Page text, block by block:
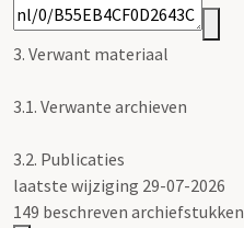
3. Verwant materiaal
3.1. Verwante archieven
3.2. Publicaties
laatste wijziging 29-07-2026
149 beschreven archiefstukken